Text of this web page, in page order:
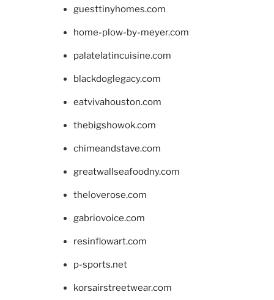
guesttinyhomes.com
home-plow-by-meyer.com
palatelatincuisine.com
blackdoglegacy.com
eatvivahouston.com
thebigshowok.com
chimeandstave.com
greatwallseafoodny.com
theloverose.com
gabriovoice.com
resinflowart.com
p-sports.net
korsairstreetwear.com